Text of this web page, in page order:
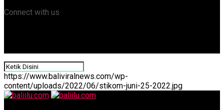
Connect with us
https://www.baliviralnews.com/wp-
content/uploads/2022/06/stikom-juni-25-2022.jpg